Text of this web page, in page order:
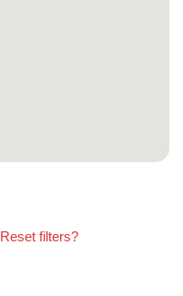
Reset filters?